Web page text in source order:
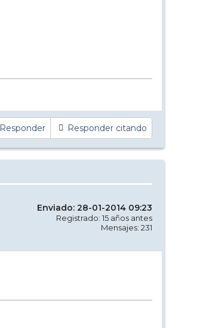
Responder Responder citando
Enviado: 28-01-2014 09:23
Registrado: 15 años antes
Mensajes: 231